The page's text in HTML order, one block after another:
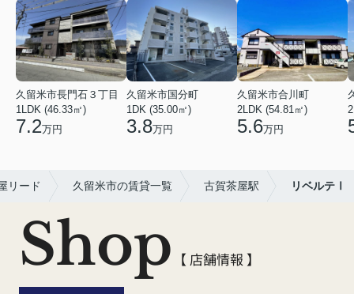
久留米市長門石３丁目
1LDK (46.33㎡)
7.2万円
久留米市国分町
1DK (35.00㎡)
3.8万円
久留米市合川町
2LDK (54.81㎡)
5.6万円
リード 久留米市の賃貸一覧 古賀茶屋駅 リベルテⅠ
Shop 【 店舗情報 】